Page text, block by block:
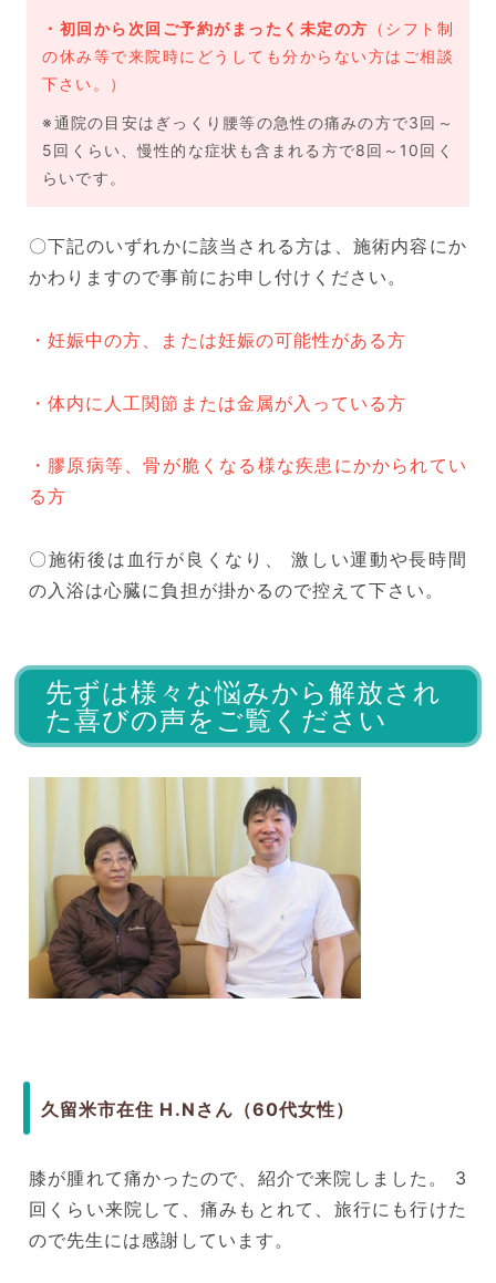
・初回から次回ご予約がまったく未定の方 （シフト制
の休み等で来院時にどうしても分からない方はご相談
下さい。）
※通院の目安はぎっくり腰等の急性の痛みの方で3回～
5回くらい、慢性的な症状も含まれる方で8回～10回く
らいです。
〇下記のいずれかに該当される方は、施術内容にか
かわりますので事前にお申し付けください。
・妊娠中の方、または妊娠の可能性がある方
・体内に人工関節または金属が入っている方
・膠原病等、骨が脆くなる様な疾患にかかられてい
る方
〇施術後は血行が良くなり、 激しい運動や長時間
の入浴は心臓に負担が掛かるので控えて下さい。
先ずは様々な悩みから解放され
た喜びの声をご覧ください
久留米市在住 H.Nさん（60代女性）
膝が腫れて痛かったので、紹介で来院しました。 3
回くらい来院して、痛みもとれて、旅行にも行けた
ので先生には感謝しています。